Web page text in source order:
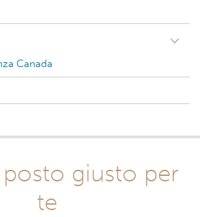
Canada
giusto per
te